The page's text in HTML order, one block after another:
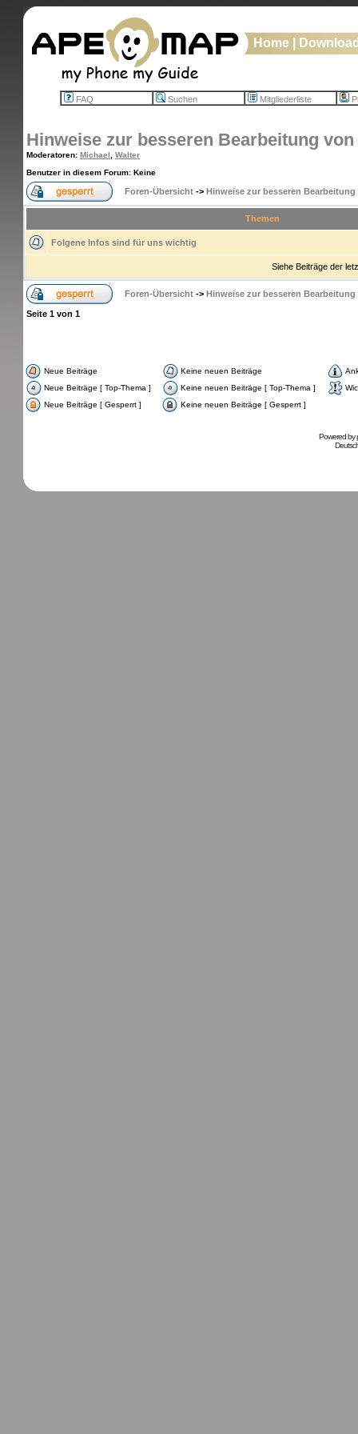
Home
FAQ Suchen Mitgliederliste
Hinweise zur besseren Bearbeitung
Moderatoren: Michael
Walter
Benutzer in diesem Forum: Keine
Foren-Übersicht -> Hinweise zur besseren
Themen
Folgene Infos sind für uns wichtig
Siehe Beiträge der
Foren-Übersicht -> Hinweise zur besseren
Seite 1 von 1
Neue Beiträge Keine neuen Beiträge
Neue Beiträge [ Top-Thema ]
Keine neuen Beiträge [ Top-Thema ]
Neue Beiträge [ Gesperrt ]
Keine neuen Beiträge [ Gesperrt ]
Powered by